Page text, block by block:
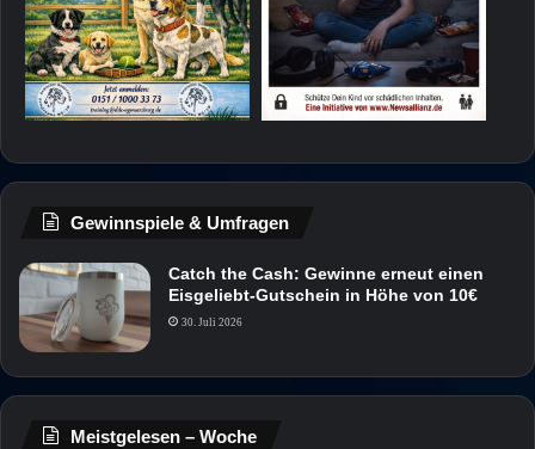
Gewinnspiele & Umfragen
Catch the Cash: Gewinne erneut einen
Eisgeliebt-Gutschein in Höhe von 10€
30. Juli 2026
Meistgelesen – Woche